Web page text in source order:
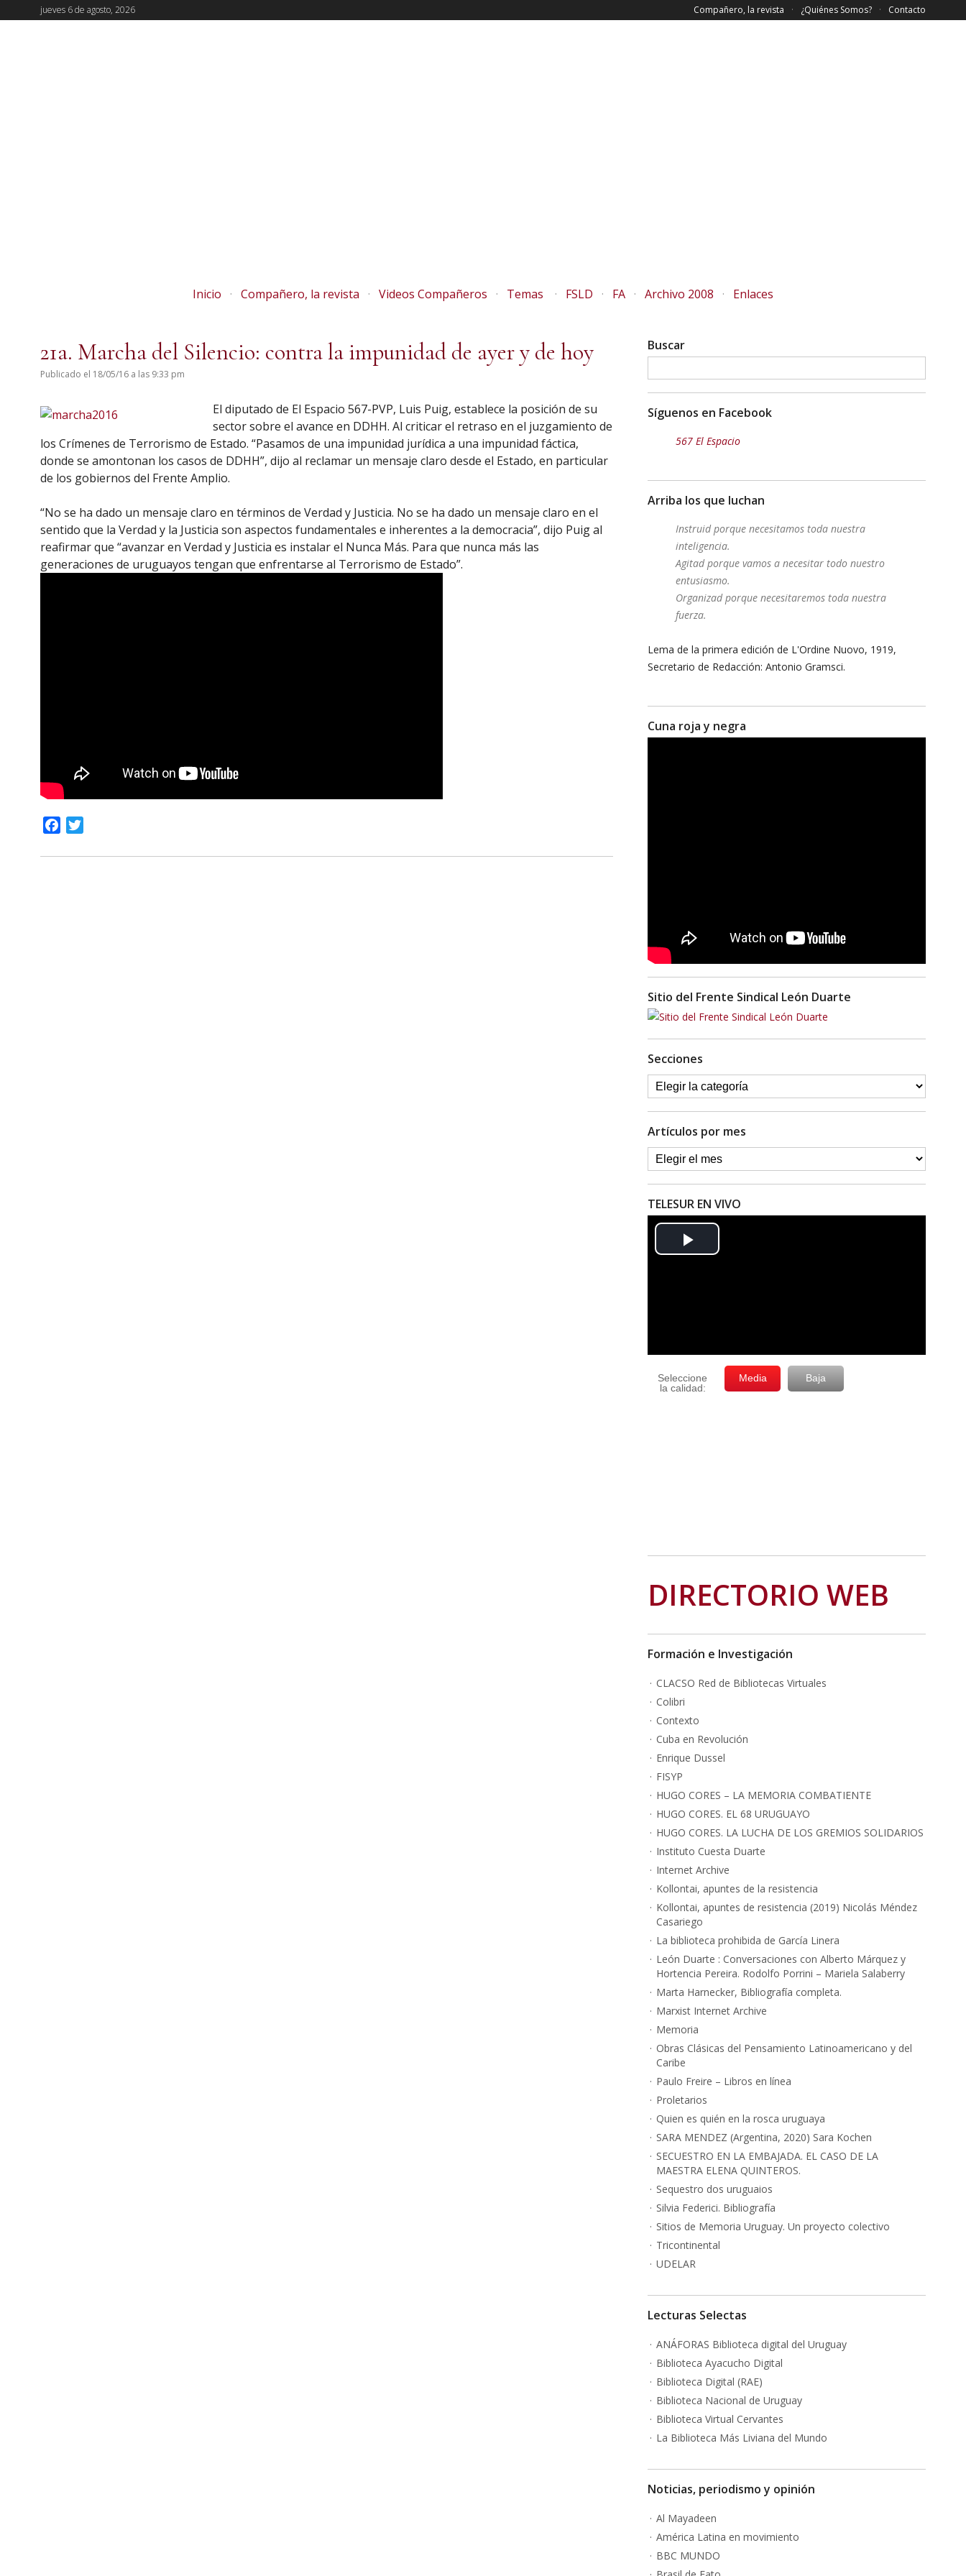
jueves 6 de agosto, 2026 Compañero, la revista ¿Quiénes Somos? Contacto
Inicio Compañero, la revista Videos Compañeros Temas FSLD FA Archivo 2008 Enlaces
21a. Marcha del Silencio: contra la impunidad de ayer y de hoy
Publicado el 18/05/16 a las 9:33 pm
El diputado de El Espacio 567-PVP, Luis Puig, establece la posición de su
sector sobre el avance en DDHH. Al criticar el retraso en el juzgamiento de
los Crímenes de Terrorismo de Estado. “Pasamos de una impunidad jurídica a una impunidad fáctica,
donde se amontonan los casos de DDHH”, dijo al reclamar un mensaje claro desde el Estado, en particular
de los gobiernos del Frente Amplio.
“No se ha dado un mensaje claro en términos de Verdad y Justicia. No se ha dado un mensaje claro en el
sentido que la Verdad y la Justicia son aspectos fundamentales e inherentes a la democracia”, dijo Puig al
reafirmar que “avanzar en Verdad y Justicia es instalar el Nunca Más. Para que nunca más las
generaciones de uruguayos tengan que enfrentarse al Terrorismo de Estado”.
Facebook
Buscar
Síguenos en Facebook
567 El Espacio
Arriba los que luchan
Instruid porque necesitamos toda nuestra
inteligencia.
Agitad porque vamos a necesitar todo nuestro
entusiasmo.
Organizad porque necesitaremos toda nuestra
fuerza.
Lema de la primera edición de L'Ordine Nuovo, 1919,
Secretario de Redacción: Antonio Gramsci.
Cuna roja y negra
Sitio del Frente Sindical León Duarte
Secciones
Artículos por mes
TELESUR EN VIVO
DIRECTORIO WEB
Formación e Investigación
CLACSO Red de Bibliotecas Virtuales
Colibri
Contexto
Cuba en Revolución
Enrique Dussel
FISYP
HUGO CORES – LA MEMORIA COMBATIENTE
HUGO CORES. EL 68 URUGUAYO
HUGO CORES. LA LUCHA DE LOS GREMIOS SOLIDARIOS
Instituto Cuesta Duarte
Internet Archive
Kollontai, apuntes de la resistencia
Kollontai, apuntes de resistencia (2019) Nicolás Méndez
Casariego
La biblioteca prohibida de García Linera
León Duarte : Conversaciones con Alberto Márquez y
Hortencia Pereira. Rodolfo Porrini – Mariela Salaberry
Marta Harnecker, Bibliografía completa.
Marxist Internet Archive
Memoria
Obras Clásicas del Pensamiento Latinoamericano y del
Caribe
Paulo Freire – Libros en línea
Proletarios
Quien es quién en la rosca uruguaya
SARA MENDEZ (Argentina, 2020) Sara Kochen
SECUESTRO EN LA EMBAJADA. EL CASO DE LA
MAESTRA ELENA QUINTEROS.
Sequestro dos uruguaios
Silvia Federici. Bibliografía
Sitios de Memoria Uruguay. Un proyecto colectivo
Tricontinental
UDELAR
Lecturas Selectas
ANÁFORAS Biblioteca digital del Uruguay
Biblioteca Ayacucho Digital
Biblioteca Digital (RAE)
Biblioteca Nacional de Uruguay
Biblioteca Virtual Cervantes
La Biblioteca Más Liviana del Mundo
Noticias, periodismo y opinión
Al Mayadeen
América Latina en movimiento
BBC MUNDO